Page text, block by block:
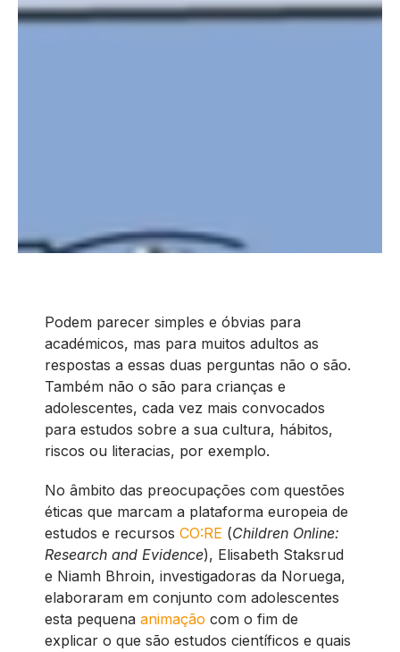
Podem parecer simples e óbvias para
académicos, mas para muitos adultos as
respostas a essas duas perguntas não o são.
Também não o são para crianças e
adolescentes, cada vez mais convocados
para estudos sobre a sua cultura, hábitos,
riscos ou literacias, por exemplo.
No âmbito das preocupações com questões
éticas que marcam a plataforma europeia de
estudos e recursos CO:RE (Children Online:
Research and Evidence), Elisabeth Staksrud
e Niamh Bhroin, investigadoras da Noruega,
elaboraram em conjunto com adolescentes
esta pequena animação com o fim de
explicar o que são estudos científicos e quais